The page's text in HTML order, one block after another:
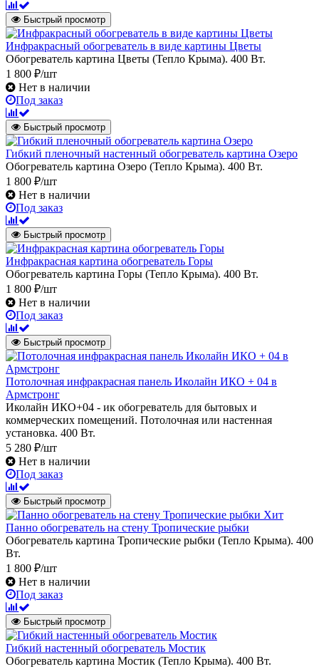
Быстрый просмотр
Инфракрасный обогреватель в виде картины Цветы
Обогреватель картина Цветы (Тепло Крыма). 400 Вт.
1 800 ₽/шт
Нет в наличии
Под заказ
Быстрый просмотр
Гибкий пленочный настенный обогреватель картина Озеро
Обогреватель картина Озеро (Тепло Крыма). 400 Вт.
1 800 ₽/шт
Нет в наличии
Под заказ
Быстрый просмотр
Инфракрасная картина обогреватель Горы
Обогреватель картина Горы (Тепло Крыма). 400 Вт.
1 800 ₽/шт
Нет в наличии
Под заказ
Быстрый просмотр
Потолочная инфракрасная панель Иколайн ИКО + 04 в
Армстронг
Иколайн ИКО+04 - ик обогреватель для бытовых и
коммерческих помещений. Потолочная или настенная
установка. 400 Вт.
5 280 ₽/шт
Нет в наличии
Под заказ
Быстрый просмотр
Хит
Панно обогреватель на стену Тропические рыбки
Обогреватель картина Тропические рыбки (Тепло Крыма). 400
Вт.
1 800 ₽/шт
Нет в наличии
Под заказ
Быстрый просмотр
Гибкий настенный обогреватель Мостик
Обогреватель картина Мостик (Тепло Крыма). 400 Вт.